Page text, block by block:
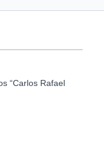
“Carlos Rafael